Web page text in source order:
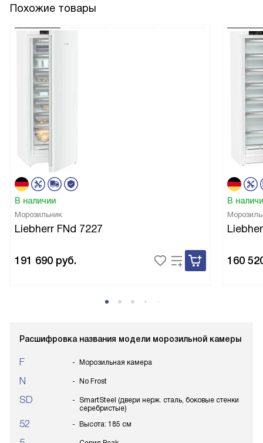
Похожие товары
В наличии
Морозильник
Liebherr FNd 7227
191 690 руб.
В
160
Расшифровка названия модели морозильной камеры
F Морозильная камера
N No Frost
SD
SmartSteel (двери нерж. сталь, боковые стенки
серебристые)
52 Высота: 185 см